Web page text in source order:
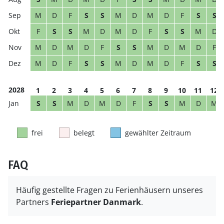
M
D F S S M D M D F S
S
F
S S M D M D F S S M
D
M
D M D F S S M D M D
F
M
D F S S M D M D F S S
2028 1 2 3 4 5 6 7 8 9 10 11
12
S
S M D M D F S S M D M
frei belegt gewählter Zeitraum
FAQ
Häufig gestellte Fragen zu Ferienhäusern unseres
Partners Feriepartner Danmark.